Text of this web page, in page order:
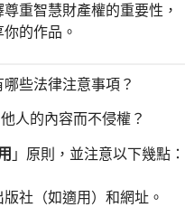
重智慧財產權的重要性，
的作品。
些法律注意事項？
人的內容而不侵權？
」原則，並注意以下幾點：
社（如適用）和網址。